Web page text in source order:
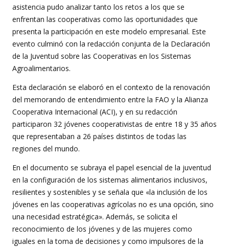
asistencia pudo analizar tanto los retos a los que se
enfrentan las cooperativas como las oportunidades que
presenta la participación en este modelo empresarial. Este
evento culminó con la redacción conjunta de la Declaración
de la Juventud sobre las Cooperativas en los Sistemas
Agroalimentarios.
Esta declaración se elaboró en el contexto de la renovación
del memorando de entendimiento entre la FAO y la Alianza
Cooperativa Internacional (ACI), y en su redacción
participaron 32 jóvenes cooperativistas de entre 18 y 35 años
que representaban a 26 países distintos de todas las
regiones del mundo.
En el documento se subraya el papel esencial de la juventud
en la configuración de los sistemas alimentarios inclusivos,
resilientes y sostenibles y se señala que «la inclusión de los
jóvenes en las cooperativas agrícolas no es una opción, sino
una necesidad estratégica». Además, se solicita el
reconocimiento de los jóvenes y de las mujeres como
iguales en la toma de decisiones y como impulsores de la